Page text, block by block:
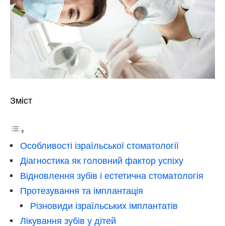
Зміст
Особливості ізраїльської стоматології
Діагностика як головний фактор успіху
Відновлення зубів і естетична стоматологія
Протезування та імплантація
Різновиди ізраїльських імплантатів
Лікування зубів у дітей